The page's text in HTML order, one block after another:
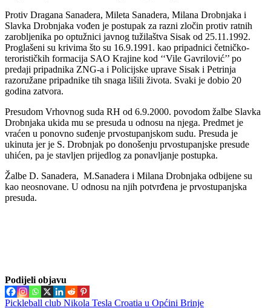
Protiv Dragana Sanadera, Mileta Sanadera, Milana Drobnjaka i
Slavka Drobnjaka vođen je postupak za razni zločin protiv ratnih
zarobljenika po optužnici javnog tužilaštva Sisak od 25.11.1992.
Proglašeni su krivima što su 16.9.1991. kao pripadnici četničko-
terorističkih formacija SAO Krajine kod ‘‘Vile Gavrilović’’ po
predaji pripadnika ZNG-a i Policijske uprave Sisak i Petrinja
razoružane pripadnike tih snaga lišili života. Svaki je dobio 20
godina zatvora.
Presudom Vrhovnog suda RH od 6.9.2000. povodom žalbe Slavka
Drobnjaka ukida mu se presuda u odnosu na njega. Predmet je
vraćen u ponovno suđenje prvostupanjskom sudu. Presuda je
ukinuta jer je S. Drobnjak po donošenju prvostupanjske presude
uhićen, pa je stavljen prijedlog za ponavljanje postupka.
Žalbe D. Sanadera, M.Sanadera i Milana Drobnjaka odbijene su
kao neosnovane. U odnosu na njih potvrđena je prvostupanjska
presuda.
Podijeli objavu
Pickleball club Nikola Tesla Croatia u Općini Brinje